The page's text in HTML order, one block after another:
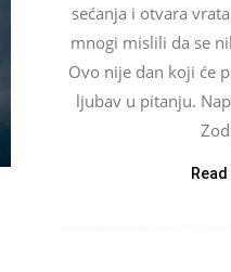
sećanja i otvara
mnogi mislili da se
Ovo nije dan koji će
ljubav u pitanju.